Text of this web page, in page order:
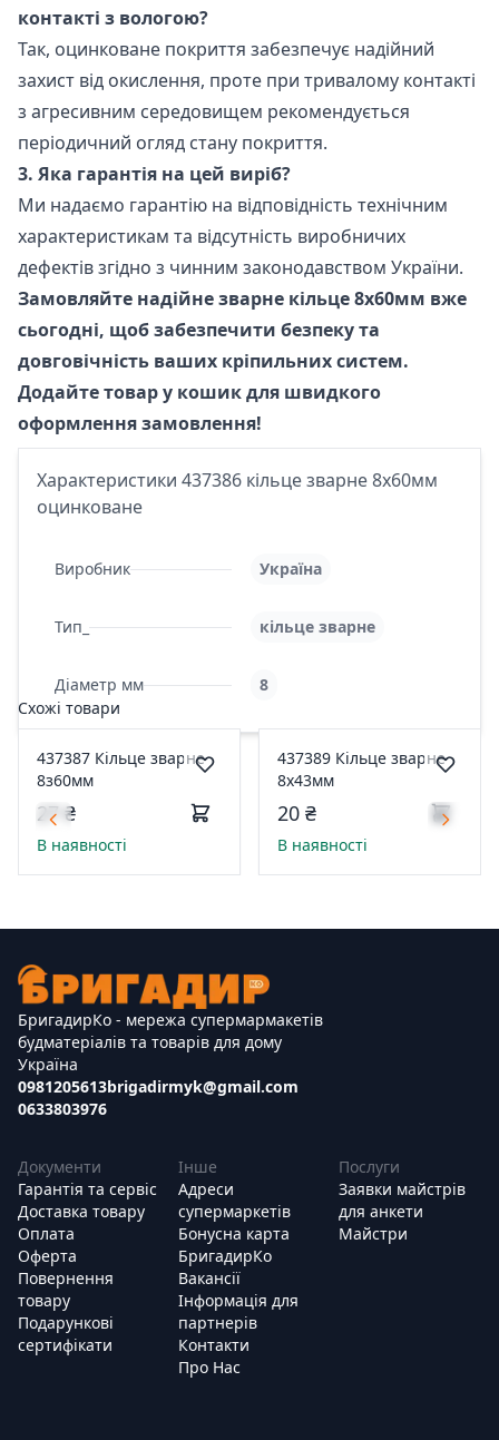
контакті з вологою?
Так, оцинковане покриття забезпечує надійний
захист від окислення, проте при тривалому контакті
з агресивним середовищем рекомендується
періодичний огляд стану покриття.
3. Яка гарантія на цей виріб?
Ми надаємо гарантію на відповідність технічним
характеристикам та відсутність виробничих
дефектів згідно з чинним законодавством України.
Замовляйте надійне зварне кільце 8х60мм вже
сьогодні, щоб забезпечити безпеку та
довговічність ваших кріпильних систем.
Додайте товар у кошик для швидкого
оформлення замовлення!
Характеристики 437386 кільце зварне 8х60мм
оцинковане
Виробник Україна
Тип_ кільце зварне
Діаметр мм
8
Схожі товари
437387 Кільце зварне
8з60мм
27 ₴
В наявності
437389 Кільце зварне
8х43мм
20 ₴
В наявності
БригадирКо - мережа супермармакетів
будматеріалів та товарів для дому
Україна
0981205613
0633803976
brigadirmyk@gmail.com
Документи
Гарантія та сервіс
Доставка товару
Оплата
Оферта
Повернення
товару
Подарункові
сертифікати
Інше
Адреси
супермаркетів
Бонусна карта
БригадирКо
Вакансії
Інформація для
партнерів
Контакти
Про Нас
Послуги
Заявки майстрів
для анкети
Майстри